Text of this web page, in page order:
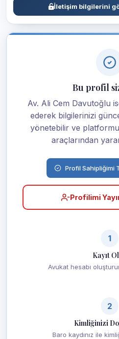
İletişim bilgilerini
Bu profil
Av. Ali Cem Davutoğlu
ederek bilgilerinizi
yönetebilir ve
araçlarından
Profil Sahipliğimi
Profilimi
1
Kayıt
Avukat hesabı
2
Kimliğinizi
Baro kaydınız ile